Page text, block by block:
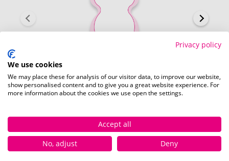
Johann (62 x 23 mm)
Schnell und einfachhierdie Standskizze
herunterladen.
Privacy policy
We use cookies
We may place these for analysis of our visitor data, to improve our website,
show personalised content and to give you a great website experience. For
more information about the cookies we use open the settings.
Accept all
No, adjust
Deny